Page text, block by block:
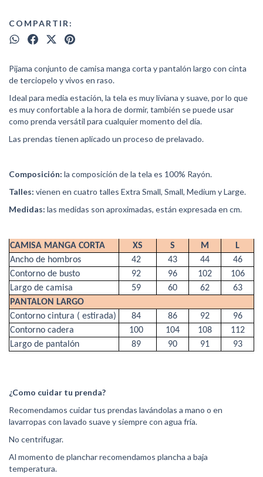
COMPARTIR:
Pijama conjunto de camisa manga corta y pantalón largo con cinta
de terciopelo y vivos en raso.
Ideal para media estación, la tela es muy liviana y suave, por lo que
es muy confortable a la hora de dormir, también se puede usar
como prenda versátil para cualquier momento del día.
Las prendas tienen aplicado un proceso de prelavado.
Composición: la composición de la tela es 100% Rayón.
Talles: vienen en cuatro talles Extra Small, Small, Medium y Large.
Medidas: las medidas son aproximadas, están expresada en cm.
CAMISA MANGA CORTA XS S M
L
Ancho de hombros
42 43 44
46
Contorno de busto
92 96 102
106
Largo de camisa
59 60 62
63
PANTALON LARGO
Contorno cintura ( estirada)
84 86 92
96
Contorno cadera
100 104 108
112
Largo de pantalón
89 90 91 93
¿Como cuidar tu prenda?
Recomendamos cuidar tus prendas lavándolas a mano o en
lavarropas con lavado suave y siempre con agua fría.
No centrifugar.
Al momento de planchar recomendamos plancha a baja
temperatura.